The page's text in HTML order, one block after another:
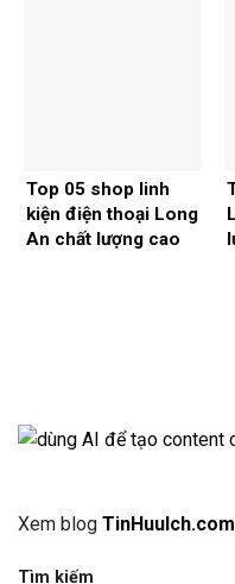
Top 05 shop linh
kiện điện thoại Long
An chất lượng cao
Xem blog
Tìm kiếm